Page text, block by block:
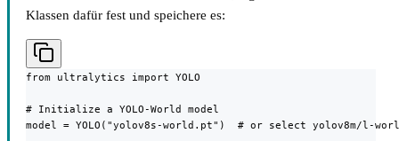
Klassen dafür fest und speichere es:
from ultralytics import YOLO
# Initialize a YOLO-World model
model = YOLO("yolov8s-world.pt")  # or select yolov8m/l-